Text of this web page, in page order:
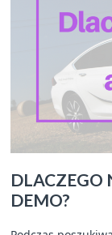
DLACZEGO
DEMO?